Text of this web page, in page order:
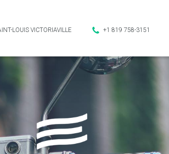
LOUIS VICTORIAVILLE +1 819 758-3151